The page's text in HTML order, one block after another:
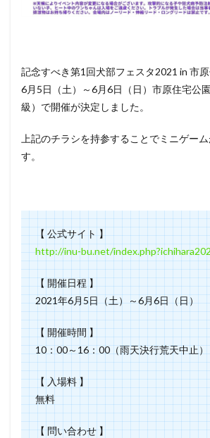
5
他のイ
ベント
情報
記念すべき第1回犬部フェスタ2021 in 市
6月5日（土）～6月6日（日）市原住宅公
級）で開催が決定しました。
上記のチラシを持参することでミニゲー
す。
【 公式サイト 】
http://inu-bu.net/
【 開催日程 】
2021年6月5日（土）～6月6日（日）
【 開催時間 】
10：00～16：00（雨天決行荒天中止）
【 入場料 】
無料
【 問い合わせ 】